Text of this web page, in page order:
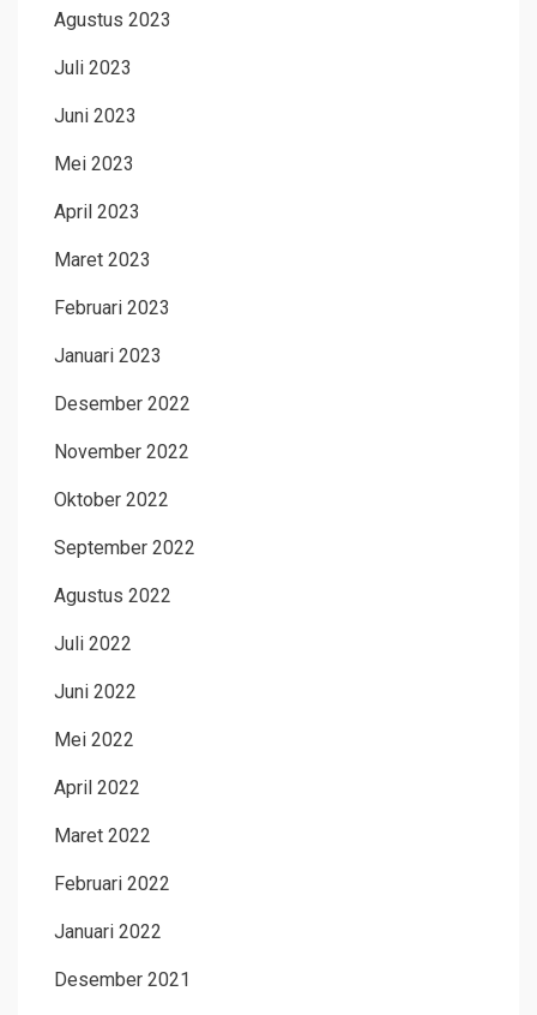
Agustus 2023
Juli 2023
Juni 2023
Mei 2023
April 2023
Maret 2023
Februari 2023
Januari 2023
Desember 2022
November 2022
Oktober 2022
September 2022
Agustus 2022
Juli 2022
Juni 2022
Mei 2022
April 2022
Maret 2022
Februari 2022
Januari 2022
Desember 2021